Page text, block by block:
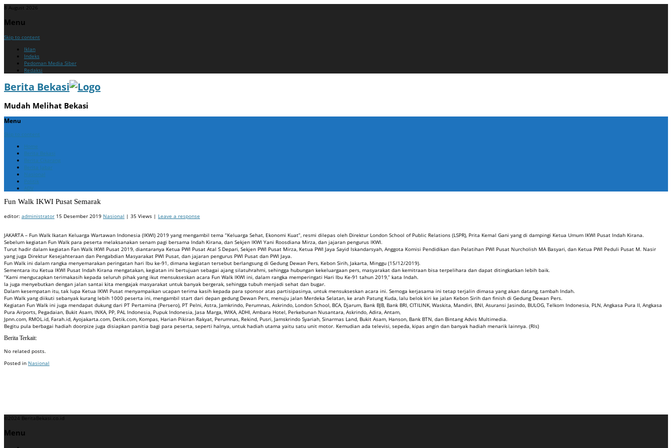
8 August 2026
Menu
Skip to content
Iklan
Indeks
Pedoman Media Siber
Redaksi
Berita Bekasi
Mudah Melihat Bekasi
Menu
Skip to content
Home
Berita Bekasi
Berita Cikarang
Berita Jabar
Nasional
Politik
ADV
Fun Walk IKWI Pusat Semarak
editor: administrator 15 Desember 2019 Nasional | 35 Views | Leave a response
JAKARTA – Fun Walk Ikatan Keluarga Wartawan Indonesia (IKWI) 2019 yang mengambil tema “Keluarga Sehat, Ekonomi Kuat”, resmi dilepas oleh Direktur London School of Public Relations (LSPR), Prita Kemal Gani yang di dampingi Ketua Umum IKWI Pusat Indah Kirana.
Sebelum kegiatan Fun Walk para peserta melaksanakan senam pagi bersama Indah Kirana, dan Sekjen IKWI Yani Roosdiana Mirza, dan jajaran pengurus IKWI.
Turut hadir dalam kegiatan Fan Walk IKWI Pusat 2019, diantaranya Ketua PWI Pusat Atal S Depari, Sekjen PWI Pusat Mirza, Ketua PWI Jaya Sayid Iskandarsyah, Anggota Komisi Pendidikan dan Pelatihan PWI Pusat Nurcholish MA Basyari, dan Ketua PWI Peduli Pusat M. Nasir
yang juga Direktur Kesejahteraan dan Pengabdian Masyarakat PWI Pusat, dan jajaran pengurus PWI Pusat dan PWI Jaya.
Fun Walk ini dalam rangka menyemarakan peringatan hari Ibu ke-91, dimana kegiatan tersebut berlangsung di Gedung Dewan Pers, Kebon Sirih, Jakarta, Minggu (15/12/2019).
Sementara itu Ketua IKWI Pusat Indah Kirana mengatakan, kegiatan ini bertujuan sebagai ajang silatuhrahmi, sehingga hubungan kekeluargaan pers, masyarakat dan kemitraan bisa terpelihara dan dapat ditingkatkan lebih baik.
“Kami mengucapkan terimakasih kepada seluruh pihak yang ikut mensukseskan acara Fun Walk IKWI ini, dalam rangka memperingati Hari Ibu Ke-91 tahun 2019,” kata Indah.
Ia juga menyebutkan dengan jalan santai kita mengajak masyarakat untuk banyak bergerak, sehingga tubuh menjadi sehat dan bugar.
Dalam kesempatan itu, tak lupa Ketua IKWI Pusat menyampaikan ucapan terima kasih kepada para sponsor atas partisipasinya, untuk mensukseskan acara ini. Semoga kerjasama ini tetap terjalin dimasa yang akan datang, tambah Indah.
Fun Walk yang diikuti sebanyak kurang lebih 1000 peserta ini, mengambil start dari depan gedung Dewan Pers, menuju jalan Merdeka Selatan, ke arah Patung Kuda, lalu belok kiri ke jalan Kebon Sirih dan finish di Gedung Dewan Pers.
Kegiatan Fun Walk ini juga mendapat dukung dari PT Pertamina (Persero), PT Pelni, Astra, Jamkrindo, Perumnas, Askrindo, London School, BCA, Djarum, Bank BJB, Bank BRI, CITILINK, Waskita, Mandiri, BNI, Asuransi Jasindo, BULOG, Telkom Indonesia, PLN, Angkasa Pura II, Angkasa
Pura Airports, Pegadaian, Bukit Asam, INKA, PP, PAL Indonesia, Pupuk Indonesia, Jasa Marga, WIKA, ADHI, Ambara Hotel, Perkebunan Nusantara, Askrindo, Adira, Antam,
Jpnn.com, RMOL.id, Farah.id, Ayojakarta.com, Detik.com, Kompas, Harian Pikiran Rakyat, Perumnas, Rekind, Pusri, Jamskrindo Syariah, Sinarmas Land, Bukit Asam, Hanson, Bank BTN, dan Bintang Advis Multimedia.
Begitu pula berbagai hadiah doorpize juga disiapkan panitia bagi para peserta, seperti halnya, untuk hadiah utama yaitu satu unit motor. Kemudian ada televisi, sepeda, kipas angin dan banyak hadiah menarik lainnya. (Rls)
Berita Terkait:
No related posts.
Posted in Nasional
©2024 BeritaBekasi.co.id
Menu